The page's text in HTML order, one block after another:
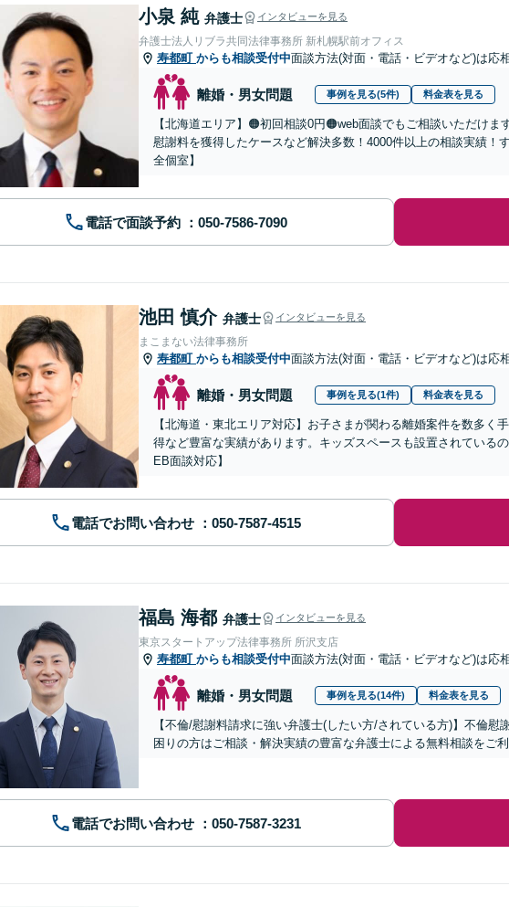
小泉 純 弁護士 インタビューを見る
弁護士法人リブラ共同法律事務所 新札幌駅前オフィス
寿都町 からも相談受付中面談方法(対面・電話・ビデオなど)は応
離婚・男女問題 事例を見る(5件) 料金表を見る
【北海道エリア】🟠初回相談0円🟠web面談でもご相談いただけ
慰謝料を獲得したケースなど解決多数！4000件以上の相談実績！
全個室】
電話で面談予約
池田 慎介 弁護士 インタビューを見る
まこまない法律事務所
寿都町 からも相談受付中面談方法(対面・電話・ビデオなど)は応
離婚・男女問題 事例を見る(1件) 料金表を見る
【北海道・東北エリア対応】お子さまが関わる離婚案件を数多
得など豊富な実績があります。キッズスペースも設置されている
EB面談対応】
電話でお問い合わせ
福島 海都 弁護士 インタビューを見る
東京スタートアップ法律事務所 所沢支店
寿都町 からも相談受付中面談方法(対面・電話・ビデオなど)は応
離婚・男女問題 事例を見る(14件) 料金表を見る
【不倫/慰謝料請求に強い弁護士(したい方/されている方)】不倫
困りの方はご相談・解決実績の豊富な弁護士による無料相談をご
電話でお問い合わせ